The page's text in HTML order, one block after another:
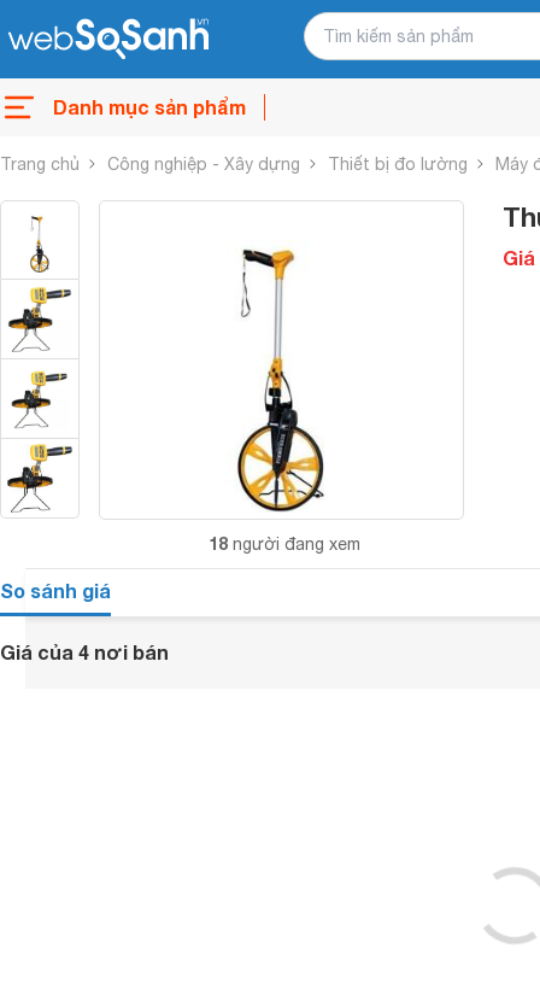
Danh mục sản phẩm
Trang chủ Công nghiệp - Xây dựng Thiết bị đo lường Máy
18 người đang xem
Giá
So sánh giá
Giá của 4 nơi bán